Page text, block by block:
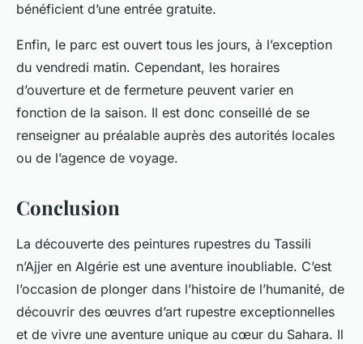
bénéficient d’une entrée gratuite.
Enfin, le parc est ouvert tous les jours, à l’exception
du vendredi matin. Cependant, les horaires
d’ouverture et de fermeture peuvent varier en
fonction de la saison. Il est donc conseillé de se
renseigner au préalable auprès des autorités locales
ou de l’agence de voyage.
Conclusion
La découverte des peintures rupestres du Tassili
n’Ajjer en Algérie est une aventure inoubliable. C’est
l’occasion de plonger dans l’histoire de l’humanité, de
découvrir des œuvres d’art rupestre exceptionnelles
et de vivre une aventure unique au cœur du Sahara. Il